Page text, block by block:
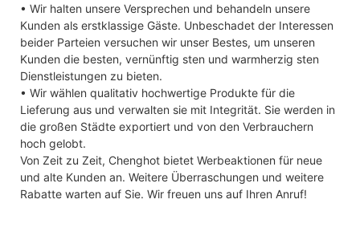
• Wir halten unsere Versprechen und behandeln unsere
Kunden als erstklassige Gäste. Unbeschadet der Interessen
beider Parteien versuchen wir unser Bestes, um unseren
Kunden die besten, vernünftig sten und warmherzig sten
Dienstleistungen zu bieten.
• Wir wählen qualitativ hochwertige Produkte für die
Lieferung aus und verwalten sie mit Integrität. Sie werden in
die großen Städte exportiert und von den Verbrauchern
hoch gelobt.
Von Zeit zu Zeit, Chenghot bietet Werbeaktionen für neue
und alte Kunden an. Weitere Überraschungen und weitere
Rabatte warten auf Sie. Wir freuen uns auf Ihren Anruf!